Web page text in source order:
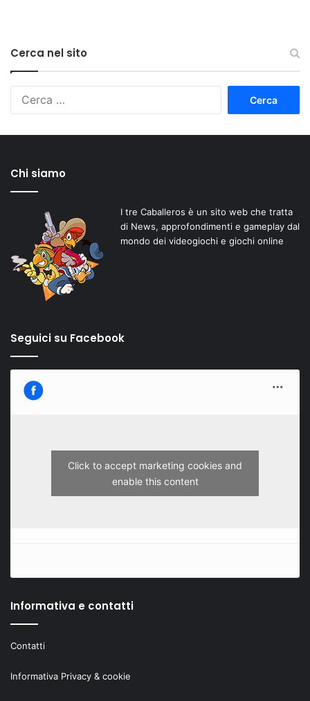
Cerca nel sito
Chi siamo
I tre Caballeros è un sito web che tratta
di News, approfondimenti e gameplay dal
mondo dei videogiochi e giochi online
Seguici su Facebook
Click to accept marketing cookies and
enable this content
Informativa e contatti
Contatti
Informativa Privacy & cookie